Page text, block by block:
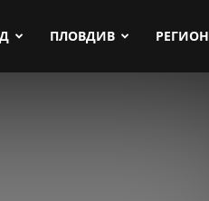
ПЛОВДИВ РЕГИОН